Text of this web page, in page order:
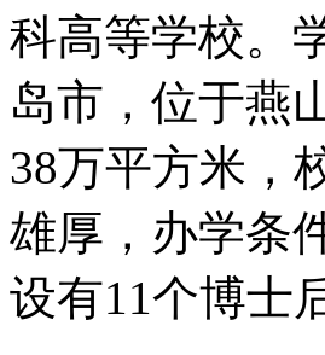
科高等学校。
岛市，位于燕
38万平方米，
雄厚，办学
设有11个博士